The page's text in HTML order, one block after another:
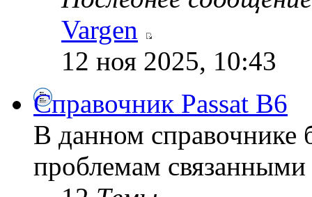
Vargen
12 ноя 2025, 10:43
Справочник Passat B6
В данном справочнике
проблемам